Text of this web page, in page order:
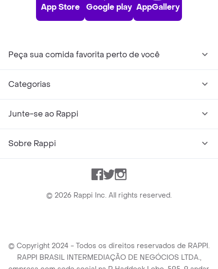
App Store Google play AppGallery
Peça sua comida favorita perto de você
Categorias
Junte-se ao Rappi
Sobre Rappi
Facebook
TwitterInstagram
© 2026 Rappi Inc. All rights reserved.
© Copyright 2024 - Todos os direitos reservados de RAPPI.
RAPPI BRASIL INTERMEDIAÇÃO DE NEGÓCIOS LTDA.,